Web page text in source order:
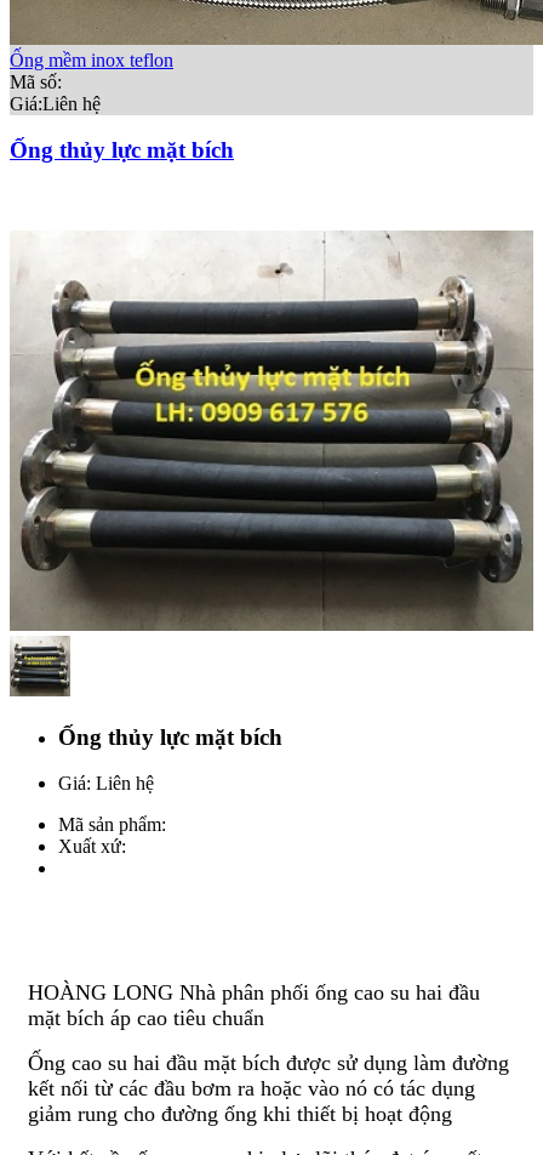
Ống mềm inox teflon
Mã số:
Giá:Liên hệ
Ống thủy lực mặt bích
Ống thủy lực mặt bích
Giá: Liên hệ
Mã sản phẩm:
Xuất xứ:
HOÀNG LONG Nhà phân phối ống cao su hai đầu
mặt bích áp cao tiêu chuẩn
Ống cao su hai đầu mặt bích được sử dụng làm đường
kết nối từ các đầu bơm ra hoặc vào nó có tác dụng
giảm rung cho đường ống khi thiết bị hoạt động